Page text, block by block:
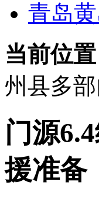
青岛
当前位置
州县多
门源
援准备